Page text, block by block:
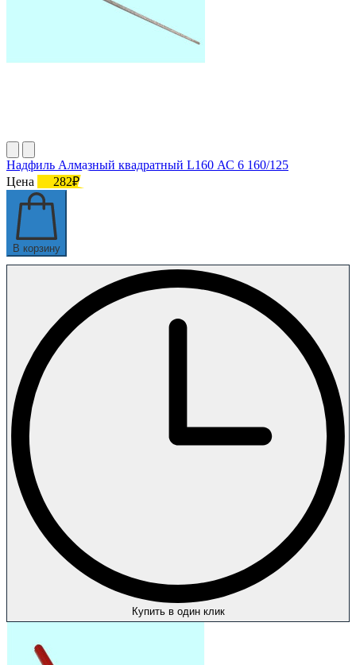
Надфиль Алмазный квадратный L160 АС 6 160/125
Цена
282₽
В корзину
Купить в один клик